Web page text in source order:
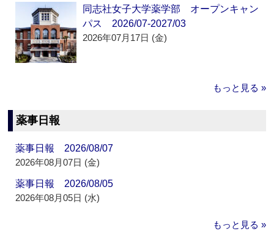
同志社女子大学薬学部 オープンキャン
パス 2026/07-2027/03
2026年07月17日 (金)
もっと見る »
薬事日報
薬事日報 2026/08/07
2026年08月07日 (金)
薬事日報 2026/08/05
2026年08月05日 (水)
もっと見る »